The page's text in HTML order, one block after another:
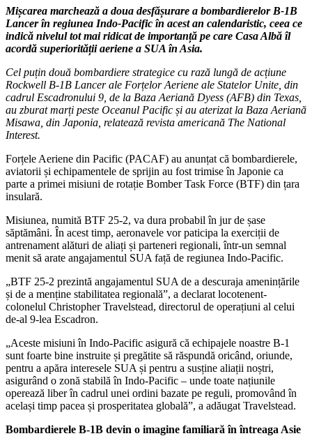
Mișcarea marchează a doua desfășurare a bombardierelor B-1B
Lancer în regiunea Indo-Pacific în acest an calendaristic, ceea ce
indică nivelul tot mai ridicat de importanță pe care Casa Albă îl
acordă superiorității aeriene a SUA în Asia.
Cel puțin două bombardiere strategice cu rază lungă de acțiune
Rockwell B-1B Lancer ale Forțelor Aeriene ale Statelor Unite, din
cadrul Escadronului 9, de la Baza Aeriană Dyess (AFB) din Texas,
au zburat marți peste Oceanul Pacific și au aterizat la Baza Aeriană
Misawa, din Japonia, relatează revista americană The National
Interest.
Forțele Aeriene din Pacific (PACAF) au anunțat că bombardierele,
aviatorii și echipamentele de sprijin au fost trimise în Japonie ca
parte a primei misiuni de rotație Bomber Task Force (BTF) din țara
insulară.
Misiunea, numită BTF 25-2, va dura probabil în jur de șase
săptămâni. În acest timp, aeronavele vor paticipa la exerciții de
antrenament alături de aliați și parteneri regionali, într-un semnal
menit să arate angajamentul SUA față de regiunea Indo-Pacific.
„BTF 25-2 prezintă angajamentul SUA de a descuraja amenințările
și de a menține stabilitatea regională”, a declarat locotenent-
colonelul Christopher Travelstead, directorul de operațiuni al celui
de-al 9-lea Escadron.
„Aceste misiuni în Indo-Pacific asigură că echipajele noastre B-1
sunt foarte bine instruite și pregătite să răspundă oricând, oriunde,
pentru a apăra interesele SUA și pentru a susține aliații noștri,
asigurând o zonă stabilă în Indo-Pacific – unde toate națiunile
operează liber în cadrul unei ordini bazate pe reguli, promovând în
același timp pacea și prosperitatea globală”, a adăugat Travelstead.
Bombardierele B-1B devin o imagine familiară în întreaga Asie